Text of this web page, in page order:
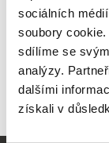
sociálních
soubory
sdílíme se
analýzy.
dalšími
získali v